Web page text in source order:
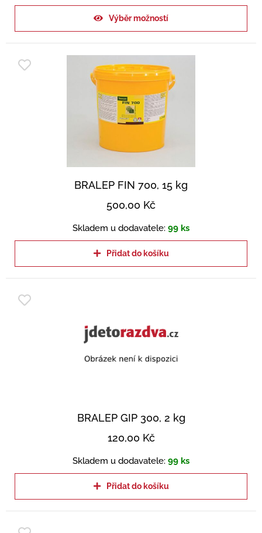
Výběr možností
BRALEP FIN 700, 15 kg
500,00 Kč
Skladem u dodavatele: 99 ks
Přidat do košíku
BRALEP GIP 300, 2 kg
120,00 Kč
Skladem u dodavatele: 99 ks
Přidat do košíku